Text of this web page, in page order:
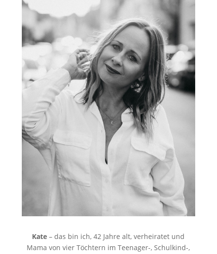
Kate – das bin ich, 42 Jahre alt, verheiratet und
Mama von vier Töchtern im Teenager-, Schulkind-,